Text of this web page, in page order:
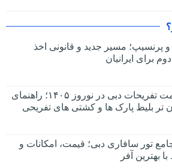
و پرنسیپ؛ مسیر جدید و قانونی اخذ
برای ایرانیان
لیست قیمت تفریحات دبی در نوروز ۱۴۰۵؛ راهنمای
تر بلیط پارک ها و کشتی های تفریحی
تور سافاری دبی؛ قیمت، امکانات و
بهترین آفر